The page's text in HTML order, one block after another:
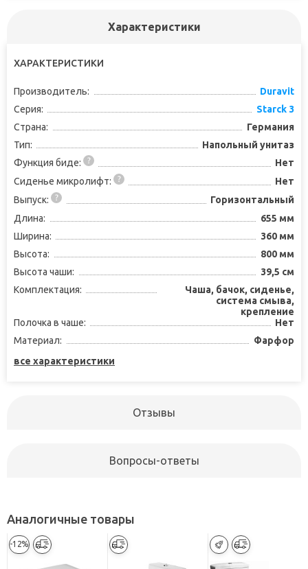
Характеристики
ХАРАКТЕРИСТИКИ
Производитель:
Duravit
Серия:
Starck 3
Страна:
Германия
Тип:
Напольный унитаз
Функция биде:
Нет
Сиденье микролифт:
Нет
Выпуск:
Горизонтальный
Длина:
655 мм
Ширина:
360 мм
Высота:
800 мм
Высота чаши:
39,5 см
Комплектация:
Чаша, бачок, сиденье,
система смыва,
крепление
Полочка в чаше:
Нет
Материал:
Фарфор
все характеристики
Отзывы
Вопросы-ответы
Аналогичные товары
-12%